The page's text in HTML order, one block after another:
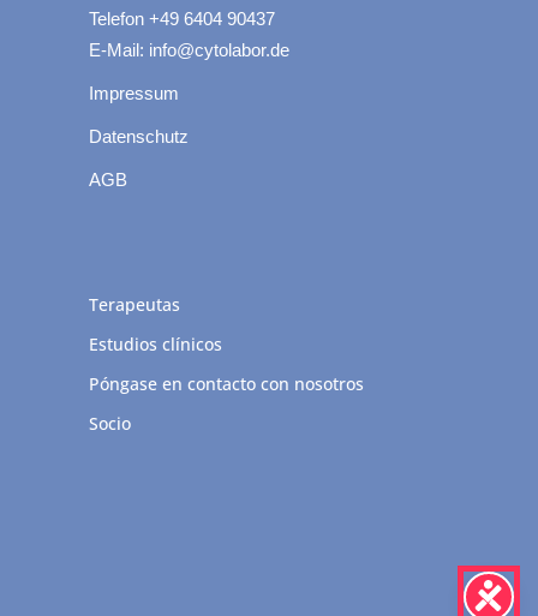
Telefon +49 6404 90437
E-Mail: info@cytolabor.de
Impressum
Datenschutz
AGB
Terapeutas
Estudios clínicos
Póngase en contacto con nosotros
Socio